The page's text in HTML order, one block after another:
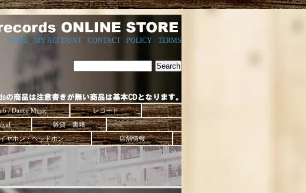
HOME - MY ACCOUNT - CONTACT- POLICY TERMS
/ Dance Music
レコード
雑貨・書籍
ホン・ヘッドホン 店舗情報